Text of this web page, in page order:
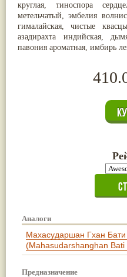
круглая, тиноспора
метельчатый, эмбелия
гималайская, чистые
азадирахта индийская,
павония ароматная, имбирь
Аналоги
Махасударшан Гхан Бати
(Mahasudarshanghan Bati
Предназначение